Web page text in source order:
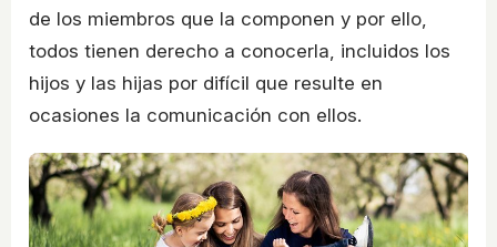
de los miembros que la componen y por ello,
todos tienen derecho a conocerla, incluidos los
hijos y las hijas por difícil que resulte en
ocasiones la comunicación con ellos.